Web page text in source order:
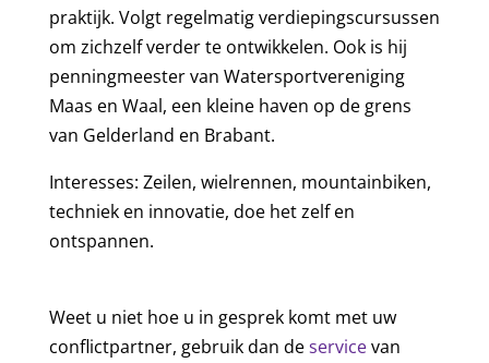
praktijk. Volgt regelmatig verdiepingscursussen
om zichzelf verder te ontwikkelen. Ook is hij
penningmeester van Watersportvereniging
Maas en Waal, een kleine haven op de grens
van Gelderland en Brabant.
Interesses: Zeilen, wielrennen, mountainbiken,
techniek en innovatie, doe het zelf en
ontspannen.
Weet u niet hoe u in gesprek komt met uw
conflictpartner, gebruik dan deservicevan